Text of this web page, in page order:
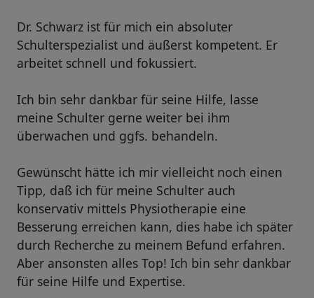
Dr. Schwarz ist für mich ein absoluter
Schulterspezialist und äußerst kompetent. Er
arbeitet schnell und fokussiert.
Ich bin sehr dankbar für seine Hilfe, lasse
meine Schulter gerne weiter bei ihm
überwachen und ggfs. behandeln.
Gewünscht hätte ich mir vielleicht noch einen
Tipp, daß ich für meine Schulter auch
konservativ mittels Physiotherapie eine
Besserung erreichen kann, dies habe ich später
durch Recherche zu meinem Befund erfahren.
Aber ansonsten alles Top! Ich bin sehr dankbar
für seine Hilfe und Expertise.